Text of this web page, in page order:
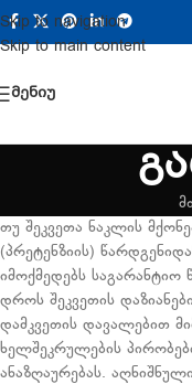
Skip to navigation
Skip to main content
ᲛᲔᲜᲘᲣ
თუ შეკვეთა ნაკლის
(პრეტენზიის)
იმოქმედებს საგარანტიო
დროს შეკვეთის
დამკვეთის დავალებით
ხელშეკრულების
ანაზღაურებას.